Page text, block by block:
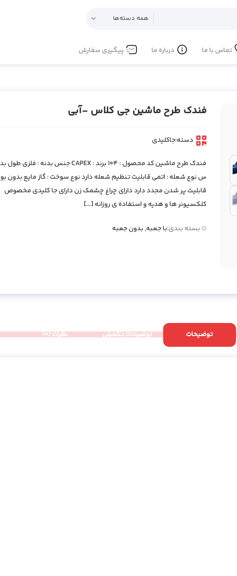
تماس با ما درباره ما پیگیری سفارش
فندک طرح ماشین جی کلاس -آبی
دسته:جاکلیدی
س نوع شعله : اتمی قابلیت تنظیم شعله دارد نوع سوخت : گاز مایع بدون بو
قابلیت پر شدن مجدد دارد دارای چراغ چشمک زن دارای جا کلیدی مخصوص
کلکسیونر ها و هدیه و استفاده ی روزانه […]
بسته بندی:با جعبه, بدون جعبه
توضیحات توضیحات تکمیلی نظرات (0)